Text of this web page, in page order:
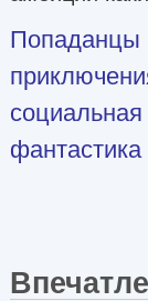
Попаданцы
фантастика